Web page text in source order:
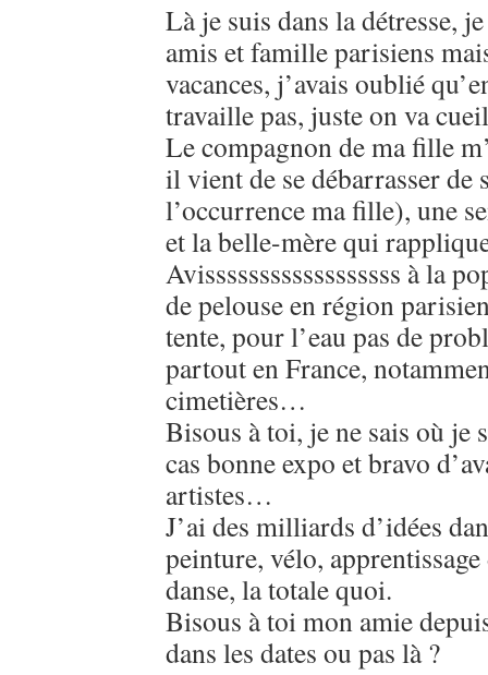
Là je suis dans la détresse,
amis et famille parisiens
vacances, j’avais oublié
travaille pas, juste on va
Le compagnon de ma fille
il vient de se débarrasser de
l’occurrence ma fille), une
et la belle-mère qui
Avissssssssssssssssss à la
de pelouse en région
tente, pour l’eau pas de
partout en France,
cimetières…
Bisous à toi, je ne sais où je
cas bonne expo et bravo
artistes…
J’ai des milliards d’idées
peinture, vélo,
danse, la totale quoi.
Bisous à toi mon amie
dans les dates ou pas là ?